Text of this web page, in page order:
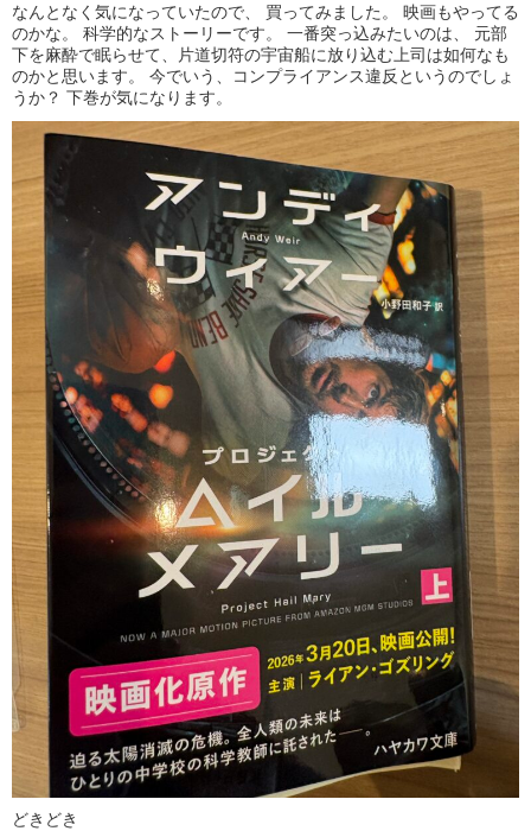
なんとなく気になっていたので、 買ってみました。 映画もやってる
のかな。 科学的なストーリーです。 一番突っ込みたいのは、 元部
下を麻酔で眠らせて、片道切符の宇宙船に放り込む上司は如何なも
のかと思います。 今でいう、コンプライアンス違反というのでしょ
うか？ 下巻が気になります。
どきどき